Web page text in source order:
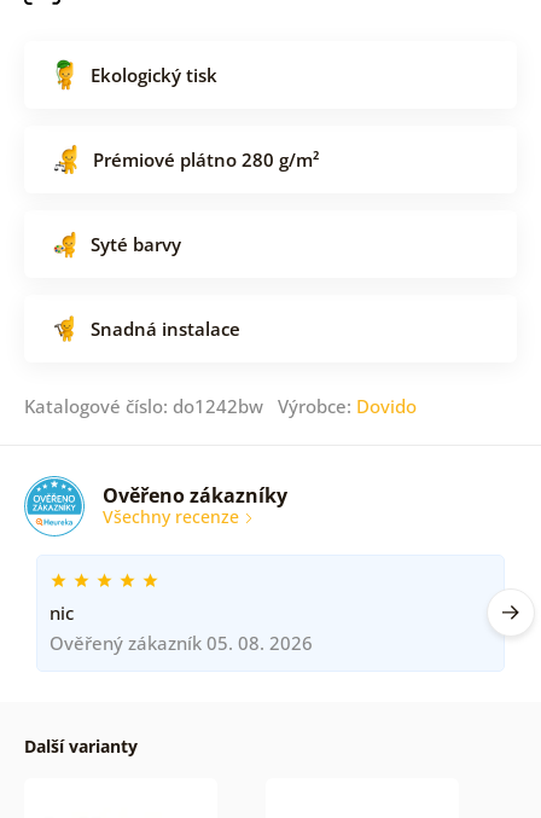
Ekologický tisk
Prémiové plátno 280 g/m²
Syté barvy
Snadná instalace
Katalogové číslo: do1242bw Výrobce: Dovido
Ověřeno zákazníky
Všechny recenze
nic
Ověřený zákazník 05. 08. 2026
Další varianty